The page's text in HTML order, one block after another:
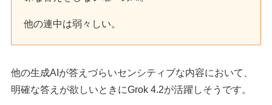
他の連中は弱々しい。
他の生成AIが答えづらいセンシティブな内容において、
明確な答えが欲しいときにGrok 4.2が活躍しそうです。